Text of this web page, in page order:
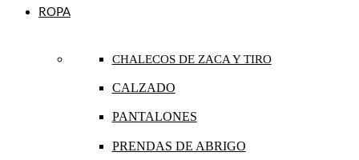
ROPA
CHALECOS DE ZACA Y TIRO
CALZADO
PANTALONES
PRENDAS DE ABRIGO